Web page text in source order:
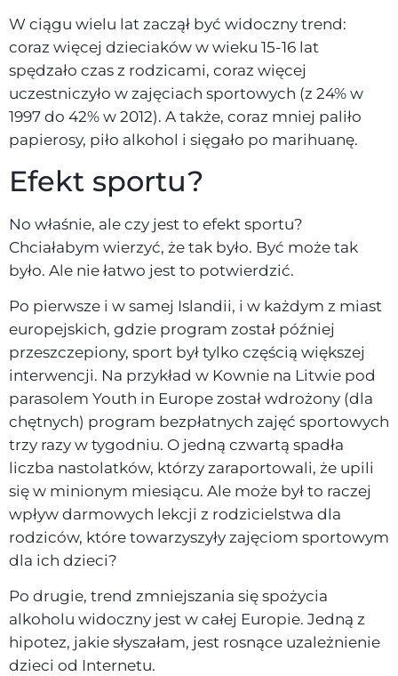
W ciągu wielu lat zaczął być widoczny trend:
coraz więcej dzieciaków w wieku 15-16 lat
spędzało czas z rodzicami, coraz więcej
uczestniczyło w zajęciach sportowych (z 24% w
1997 do 42% w 2012). A także, coraz mniej paliło
papierosy, piło alkohol i sięgało po marihuanę.
Efekt sportu?
No właśnie, ale czy jest to efekt sportu?
Chciałabym wierzyć, że tak było. Być może tak
było. Ale nie łatwo jest to potwierdzić.
Po pierwsze i w samej Islandii, i w każdym z miast
europejskich, gdzie program został później
przeszczepiony, sport był tylko częścią większej
interwencji. Na przykład w Kownie na Litwie pod
parasolem Youth in Europe został wdrożony (dla
chętnych) program bezpłatnych zajęć sportowych
trzy razy w tygodniu. O jedną czwartą spadła
liczba nastolatków, którzy zaraportowali, że upili
się w minionym miesiącu. Ale może był to raczej
wpływ darmowych lekcji z rodzicielstwa dla
rodziców, które towarzyszyły zajęciom sportowym
dla ich dzieci?
Po drugie, trend zmniejszania się spożycia
alkoholu widoczny jest w całej Europie. Jedną z
hipotez, jakie słyszałam, jest rosnące uzależnienie
dzieci od Internetu.